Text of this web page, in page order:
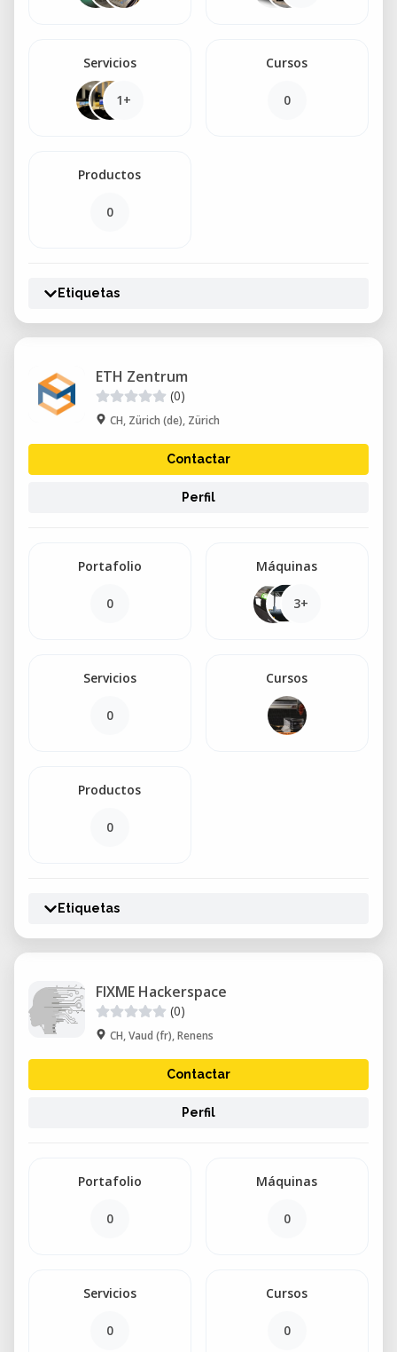
Servicios
1+
Cursos
0
Productos
0
Etiquetas
ETH Zentrum
(0)
CH, Zürich (de), Zürich
Contactar
Perfil
Portafolio
0
Máquinas
3+
Servicios
0
Cursos
Productos
0
Etiquetas
FIXME Hackerspace
(0)
CH, Vaud (fr), Renens
Contactar
Perfil
Portafolio
0
Máquinas
0
Servicios
0
Cursos
0